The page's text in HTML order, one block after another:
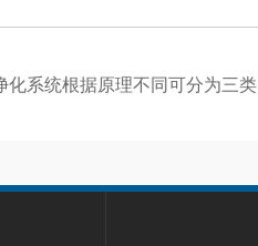
化系统根据原理不同可分为三类